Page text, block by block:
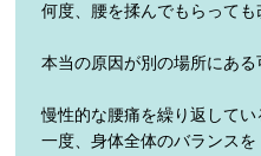
何度、腰を揉んでもらって
本当の原因が別の場所にある
慢性的な腰痛を繰り返してい
一度、身体全体のバランスを